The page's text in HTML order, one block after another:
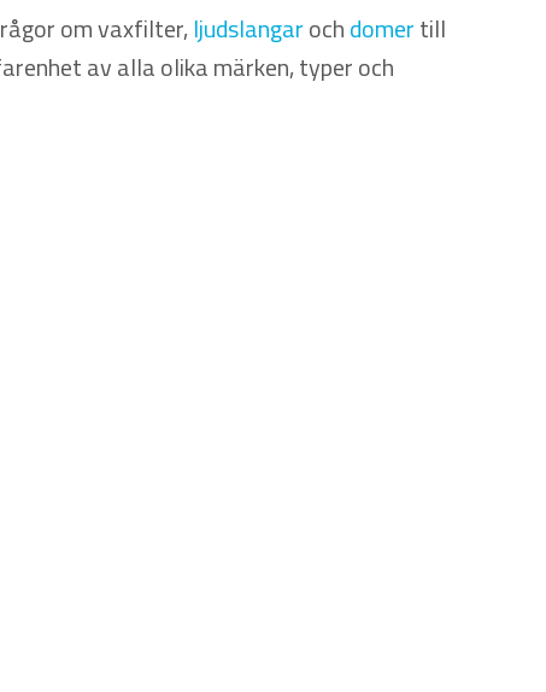
om vaxfilter, ljudslangarochdomertill
av alla olika märken, typer och